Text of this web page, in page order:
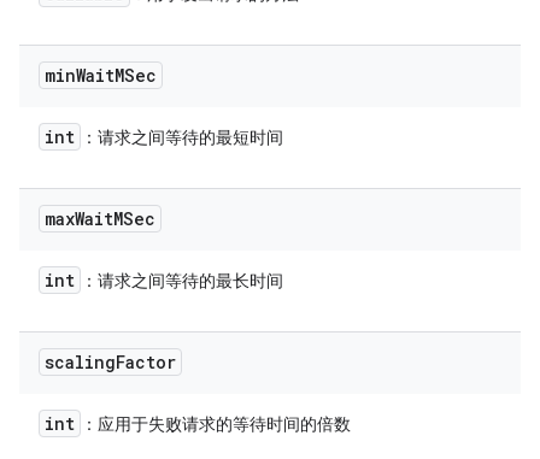
minWaitMSec
int ：请求之间等待的最短时间
maxWaitMSec
int ：请求之间等待的最长时间
scalingFactor
int ：应用于失败请求的等待时间的倍数